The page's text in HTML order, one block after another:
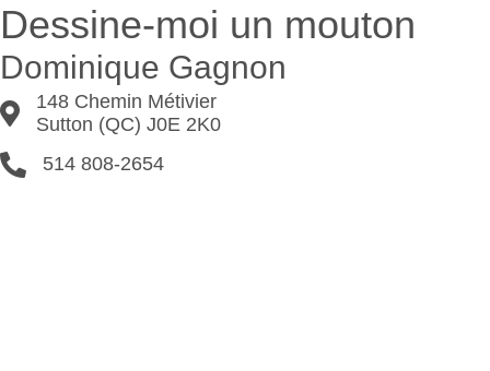
Dessine-moi un mouton
Dominique Gagnon
148 Chemin Métivier Sutton (QC) J0E 2K0
148 Chemin Métivier
Sutton (QC) J0E 2K0
514 808-2654
514 808-2654